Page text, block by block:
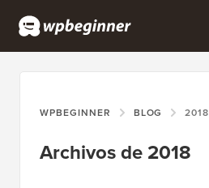
WPBEGINNER BLOG 2018
Archivos de 2018